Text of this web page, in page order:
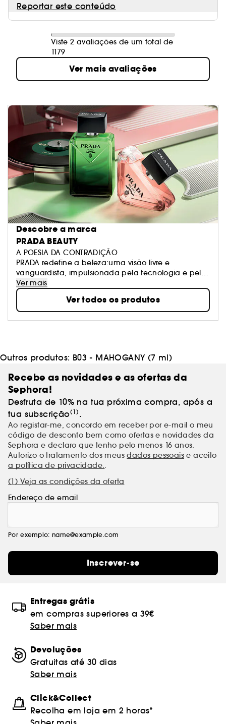
Reportar este conteúdo
Viste 2 avaliações de um total de
1179
Ver mais avaliações
Descobre a marca
PRADA BEAUTY
A POESIA DA CONTRADIÇÃO
PRADA redefine a beleza:uma visão livre e
vanguardista, impulsionada pela tecnologia e pela
criatividade mais pura. Bonito. Revelador.
Inesperado.
Ver mais
Ver todos os produtos
Outros produtos: B03 - MAHOGANY (7 ml)
Recebe as novidades e as ofertas da
Sephora!
Desfruta de 10% na tua próxima compra, após a
tua subscrição(1) .
Ao registar-me, concordo em receber por e-mail o meu
código de desconto bem como ofertas e novidades da
Sephora e declaro que tenho pelo menos 16 anos.
Autorizo o tratamento dos meusdados pessoais e aceito
a política de privacidade..
(1) Veja as condições da oferta
Endereço de email
Por exemplo: name@example.com
Inscrever-se
Entregas grátis
em compras superiores a 39€
Saber mais
Devoluções
Gratuitas até 30 dias
Saber mais
Click&Collect
Recolha em loja em 2 horas*